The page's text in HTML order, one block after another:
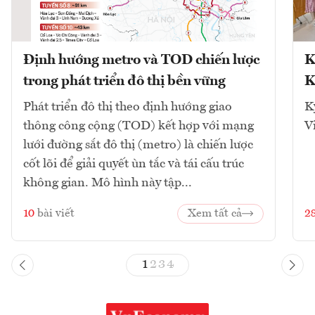
Định hướng metro và TOD chiến lược
trong phát triển đô thị bền vững
Phát triển đô thị theo định hướng giao
thông công cộng (TOD) kết hợp với mạng
lưới đường sắt đô thị (metro) là chiến lược
cốt lõi để giải quyết ùn tắc và tái cấu trúc
không gian. Mô hình này tập...
10 bài viết Xem tất cả
1 23 4